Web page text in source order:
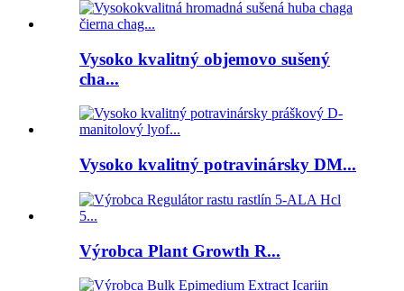
Vysoko kvalitný objemovo sušený
cha...
Vysoko kvalitný potravinársky DM...
Výrobca Plant Growth R...